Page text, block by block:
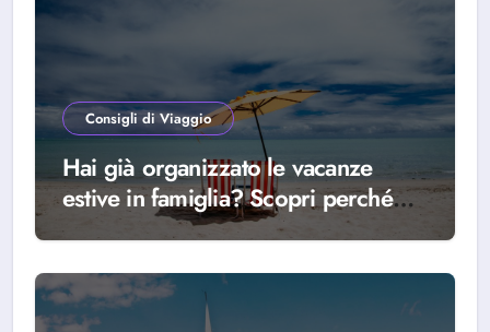
Consigli di Viaggio
Hai già organizzato le vacanze
estive in famiglia? Scopri perché
scegliere Alba Adriatica